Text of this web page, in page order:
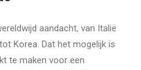
aandacht, van Italië
Korea. Dat het mogelijk is
te maken voor een